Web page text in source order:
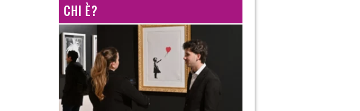
CHI È?